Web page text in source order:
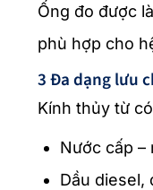
Ống đo được
phù hợp cho
3 Đa dạng lưu
Kính thủy từ
Nước cấp –
Dầu diesel,